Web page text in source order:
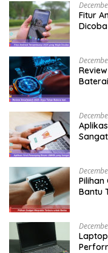
Fitur
Bantu